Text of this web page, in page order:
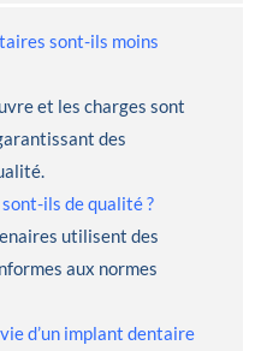
sont-ils moins
et les charges sont
des
ils de qualité ?
utilisent des
aux normes
d’un implant dentaire